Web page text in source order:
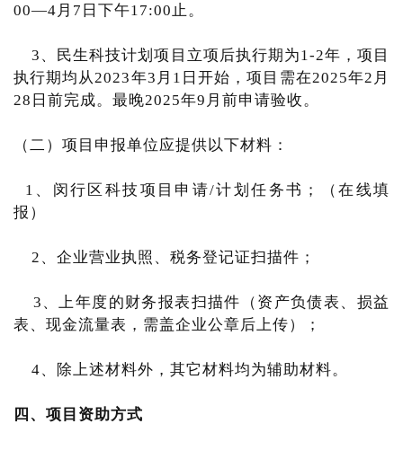
00—4月7日下午17:00止。
3、民生科技计划项目立项后执行期为1-2年，项目
执行期均从2023年3月1日开始，项目需在2025年2月
28日前完成。最晚2025年9月前申请验收。
（二）项目申报单位应提供以下材料：
1、闵行区科技项目申请/计划任务书；（在线填
报）
2、企业营业执照、税务登记证扫描件；
3、上年度的财务报表扫描件（资产负债表、损益
表、现金流量表，需盖企业公章后上传）；
4、除上述材料外，其它材料均为辅助材料。
四、项目资助方式